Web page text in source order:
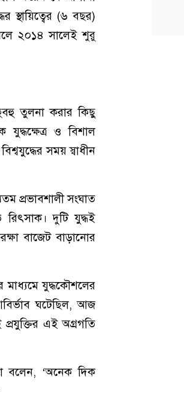
স্থায়িত্বের (৬ বছর)
২০১৪ সালেই শুরু
তুলনা করার কিছু
যুদ্ধক্ষেত্র ও বিশাল
সময় স্বাধীন
প্রভাবশালী সংঘাত
রিৎসাক। দুটি যুদ্ধই
বাজেট বাড়ানোর
মাধ্যমে যুদ্ধকৌশলের
ঘটেছিল, আজ
প্রযুক্তির এই অগ্রগতি
বলেন, ‘অনেক দিক